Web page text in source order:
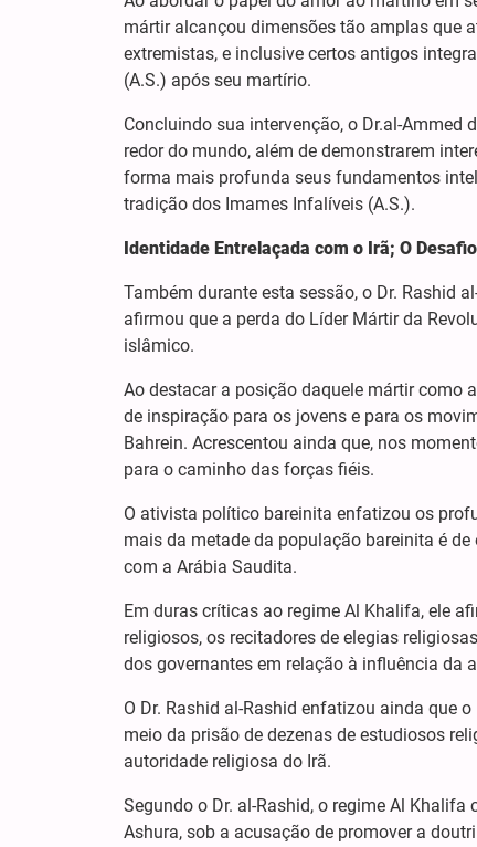
mártir alcançou dimensões tão amplas que
extremistas, e inclusive certos antigos
(A.S.) após seu martírio.
Concluindo sua intervenção, o Dr.al-
redor do mundo, além de demonstrarem
forma mais profunda seus fundamentos
tradição dos Imames Infalíveis (A.S.).
Identidade Entrelaçada com o Irã; O
Também durante esta sessão, o Dr. Rashid
afirmou que a perda do Líder Mártir da
islâmico.
Ao destacar a posição daquele mártir como
de inspiração para os jovens e para os
Bahrein. Acrescentou ainda que, nos
para o caminho das forças fiéis.
O ativista político bareinita enfatizou os
mais da metade da população bareinita é
com a Arábia Saudita.
Em duras críticas ao regime Al Khalifa, ele
religiosos, os recitadores de elegias
dos governantes em relação à influência da
O Dr. Rashid al-Rashid enfatizou ainda que
meio da prisão de dezenas de estudiosos
autoridade religiosa do Irã.
Segundo o Dr. al-Rashid, o regime Al
Ashura, sob a acusação de promover a